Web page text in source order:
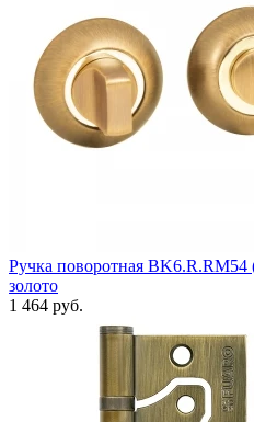
Ручка поворотная
золото
1 464 руб.